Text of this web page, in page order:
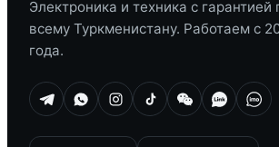
Электроника и техника с гарантией
всему Туркменистану. Работаем с
года.